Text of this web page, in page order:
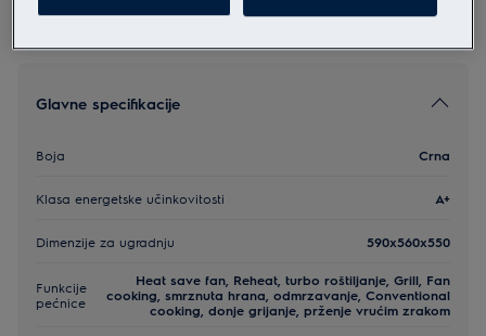
Glavne specifikacije
Boja Crna
Klasa energetske učinkovitosti A+
Dimenzije za ugradnju 590x560x550
Funkcije
pećnice
Heat save fan, Reheat, turbo roštiljanje, Grill, Fan
cooking, smrznuta hrana, odmrzavanje, Conventional
cooking, donje grijanje, prženje vrućim zrakom